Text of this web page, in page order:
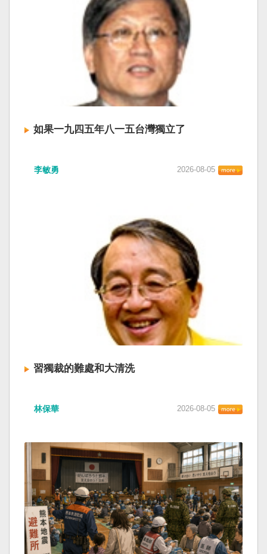
如果一九四五年八一五台灣獨立了
李敏勇 2026-08-05
習獨裁的難處和大清洗
林保華 2026-08-05